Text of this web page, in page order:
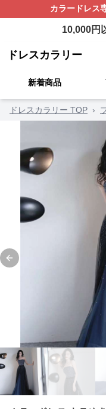
カラードレス
10,000円
ドレスカラリー
新着商品
ドレスカラリー TOP ›
Previous slide